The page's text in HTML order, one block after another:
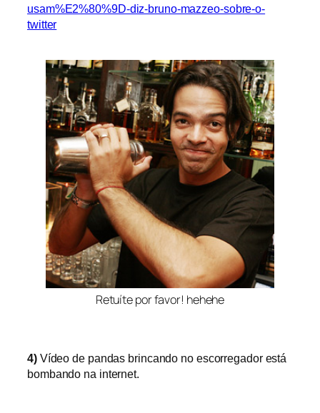
usam%E2%80%9D-diz-bruno-mazzeo-sobre-o-
twitter
Retuíte por favor! hehehe
4)Vídeo de pandas brincando no escorregador está
bombando na internet.